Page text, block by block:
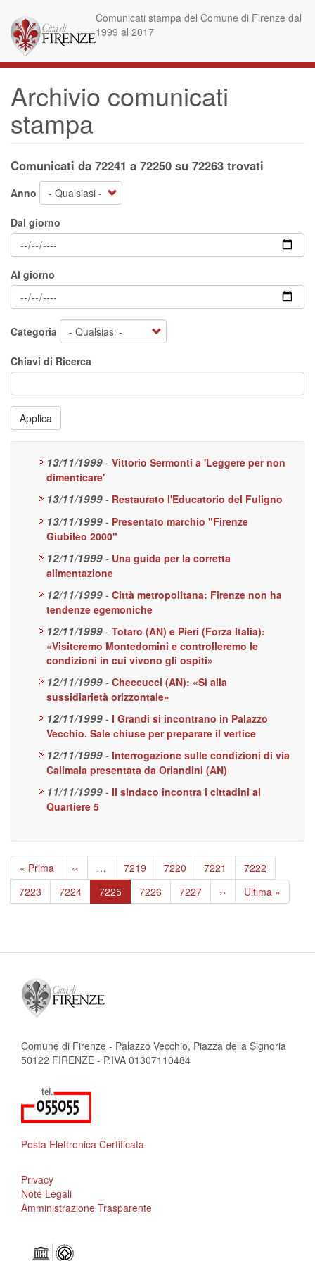
contenuto
principale
Comunicati stampa del Comune di Firenze dal
1999 al 2017
Archivio comunicati
stampa
Comunicati da 72241 a 72250 su 72263 trovati
Anno
Dal giorno
Al giorno
Categoria
Chiavi di Ricerca
Applica
13/11/1999 - Vittorio Sermonti a 'Leggere per non
dimenticare'
13/11/1999 - Restaurato l'Educatorio del Fuligno
13/11/1999 - Presentato marchio "Firenze
Giubileo 2000"
12/11/1999 - Una guida per la corretta
alimentazione
12/11/1999 - Città metropolitana: Firenze non ha
tendenze egemoniche
12/11/1999 - Totaro (AN) e Pieri (Forza Italia):
«Visiteremo Montedomini e controlleremo le
condizioni in cui vivono gli ospiti»
12/11/1999 - Checcucci (AN): «Sì alla
sussidiarietà orizzontale»
12/11/1999 - I Grandi si incontrano in Palazzo
Vecchio. Sale chiuse per preparare il vertice
12/11/1999 - Interrogazione sulle condizioni di via
Calimala presentata da Orlandini (AN)
11/11/1999 - Il sindaco incontra i cittadini al
Quartiere 5
Paginazione
Prima
pagina
« Prima
Pagina
precedente
‹‹ … Page
7219 Page
7220 Page
7221 Page
7222
Page
7223 Page
7224
Pagina
attuale
7225 Page
7226 Page
7227
Pagina
successiva
››
Ultima
pagina
Ultima »
Comune di Firenze - Palazzo Vecchio, Piazza della Signoria
50122 FIRENZE - P.IVA 01307110484
Posta Elettronica Certificata
Privacy
Note Legali
Amministrazione Trasparente